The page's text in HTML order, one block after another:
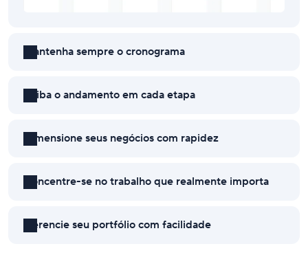
Mantenha sempre o cronograma
Exiba o andamento em cada etapa
Dimensione seus negócios com rapidez
Concentre-se no trabalho que realmente importa
Gerencie seu portfólio com facilidade